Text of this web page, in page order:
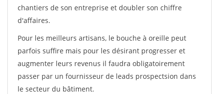
chantiers de son entreprise et doubler son chiffre
d'affaires.
Pour les meilleurs artisans, le bouche à oreille peut
parfois suffire mais pour les désirant progresser et
augmenter leurs revenus il faudra obligatoirement
passer par un fournisseur de leads prospectsion dans
le secteur du bâtiment.